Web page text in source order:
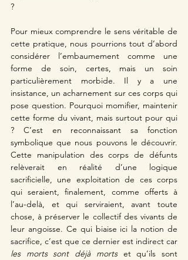
?
Pour mieux comprendre le sens véritable de
cette pratique, nous pourrions tout d’abord
considérer l’embaumement comme une
forme de soin, certes, mais un soin
particulièrement morbide. Il y a une
insistance, un acharnement sur ces corps qui
pose question. Pourquoi momifier, maintenir
cette forme du vivant, mais surtout pour qui
? C’est en reconnaissant sa fonction
symbolique que nous pouvons le découvrir.
Cette manipulation des corps de défunts
relèverait en réalité d’une logique
sacrificielle, une exploitation de ces corps
qui seraient, finalement, comme offerts à
l’au-delà, et qui serviraient, avant toute
chose, à préserver le collectif des vivants de
leur angoisse. Ce qui biaise ici la notion de
les morts sont déjà morts et qu’ils sont